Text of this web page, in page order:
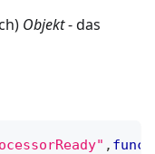
Objekt- das
,